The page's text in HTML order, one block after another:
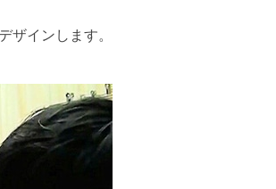
ザインします。